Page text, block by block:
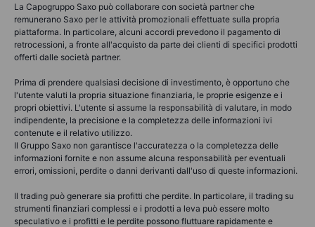
La Capogruppo Saxo può collaborare con società partner che
remunerano Saxo per le attività promozionali effettuate sulla propria
piattaforma. In particolare, alcuni accordi prevedono il pagamento di
retrocessioni, a fronte all'acquisto da parte dei clienti di specifici prodotti
offerti dalle società partner.
Prima di prendere qualsiasi decisione di investimento, è opportuno che
l'utente valuti la propria situazione finanziaria, le proprie esigenze e i
propri obiettivi. L'utente si assume la responsabilità di valutare, in modo
indipendente, la precisione e la completezza delle informazioni ivi
contenute e il relativo utilizzo.
Il Gruppo Saxo non garantisce l'accuratezza o la completezza delle
informazioni fornite e non assume alcuna responsabilità per eventuali
errori, omissioni, perdite o danni derivanti dall'uso di queste informazioni.
Il trading può generare sia profitti che perdite. In particolare, il trading su
strumenti finanziari complessi e i prodotti a leva può essere molto
speculativo e i profitti e le perdite possono fluttuare rapidamente e